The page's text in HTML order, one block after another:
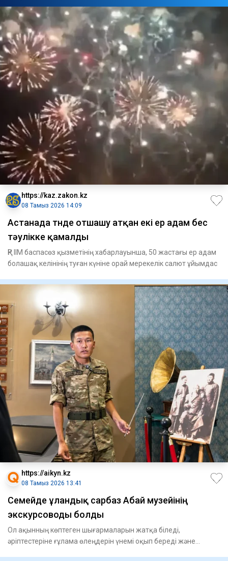
https://kaz.zakon.kz
08 Тамыз 2026 14:09
Астанада түнде отшашу атқан екі ер адам бес
тәулікке қамалды
ҚР ІІМ баспасөз қызметінің хабарлауынша, 50 жастағы ер адам
болашақ келінінің туған күніне орай мерекелік салют ұйымдас
https://aikyn.kz
08 Тамыз 2026 13:41
Семейде ұландық сарбаз Абай музейінің
экскурсоводы болды
Ол ақынның көптеген шығармаларын жатқа біледі,
әріптестеріне ғұлама өлеңдерін үнемі оқып береді және